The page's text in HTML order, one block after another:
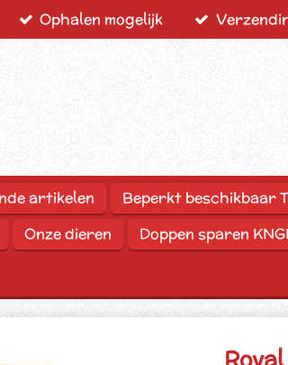
Ophalen mogelijk
artikelen Beperkt beschikbaar
Onze dieren
Doppen sparen